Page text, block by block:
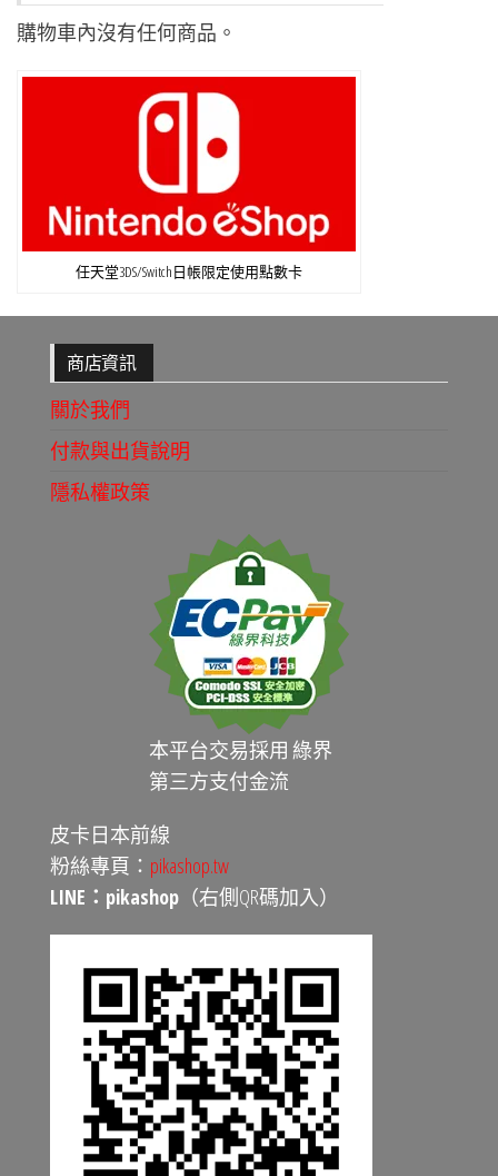
購物車內沒有任何商品。
任天堂3DS/Switch日帳限定使用點數卡
商店資訊
關於我們
付款與出貨說明
隱私權政策
本平台交易採用 綠界
第三方支付金流
皮卡日本前線
粉絲專頁： pikashop.tw
LINE：pikashop （右側QR碼加入）